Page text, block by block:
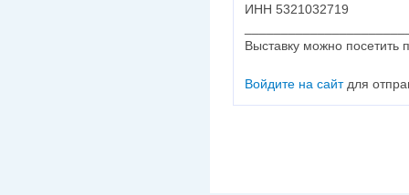
ИНН 5321032719
Выставку можно посетить
Войдите на сайтдля